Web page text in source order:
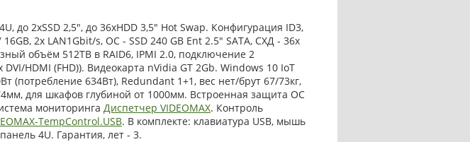
до 2xSSD 2,5", до 36xHDD 3,5" Hot Swap. Конфигурация ID3,
2x LAN1Gbit/s, OС - SSD 240 GB Ent 2.5" SATA, СХД - 36x
объём 512TB в RAID6, IPMI 2.0, подключение 2
DVI/HDMI (FHD)). Видеокарта nVidia GT 2Gb. Windows 10 IoT
(потребление 634Вт), Redundant 1+1, вес нет/брут 67/73кг,
для шкафов глубиной от 1000мм. Встроенная защита ОС
мониторинга Диспетчер VIDEOMAX. Контроль
TempControl.USB. В комплекте: клавиатура USB, мышь
4U. Гарантия, лет - 3.